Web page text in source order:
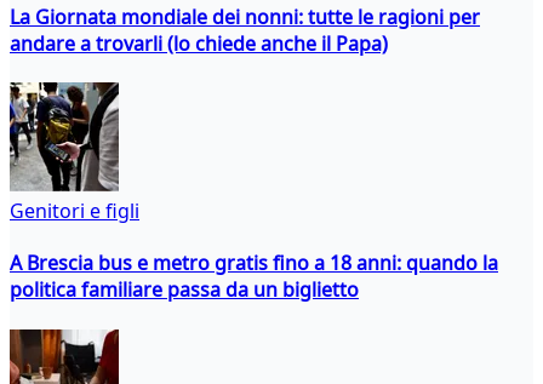
La Giornata mondiale dei nonni: tutte le ragioni per
andare a trovarli (lo chiede anche il Papa)
Genitori e figli
A Brescia bus e metro gratis fino a 18 anni: quando la
politica familiare passa da un biglietto